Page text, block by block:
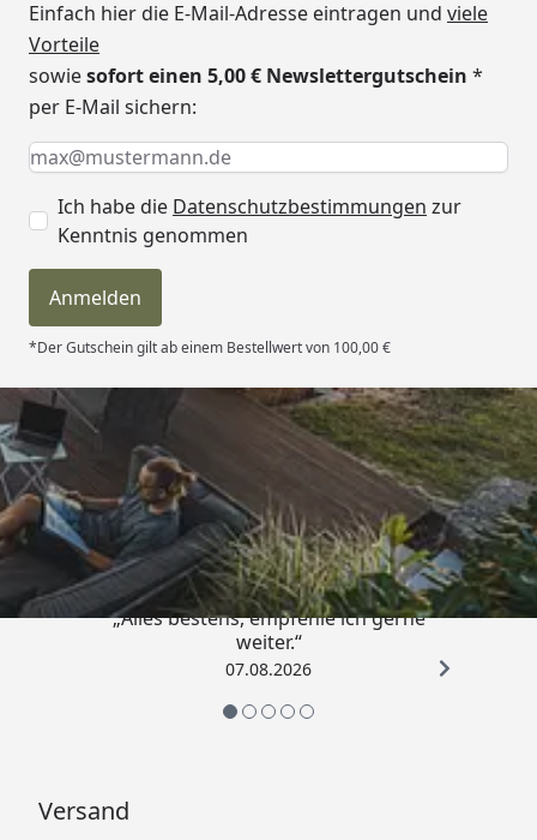
Einfach hier die E-Mail-Adresse eintragen und viele
Vorteile
sowiesofort einen 5,00 € Newslettergutschein *
per E-Mail sichern:
Keine Eingabe erforderlich
Eingabe erforderlich
E-Mail *
Ich habe die Datenschutzbestimmungen zur
Kenntnis genommen
Anmelden
*Der Gutschein gilt ab einem Bestellwert von 100,00 €
Trusted Shops
4,81/ 5
„Alles bestens, empfehle ich gerne
weiter.“
07.08.2026
Versand